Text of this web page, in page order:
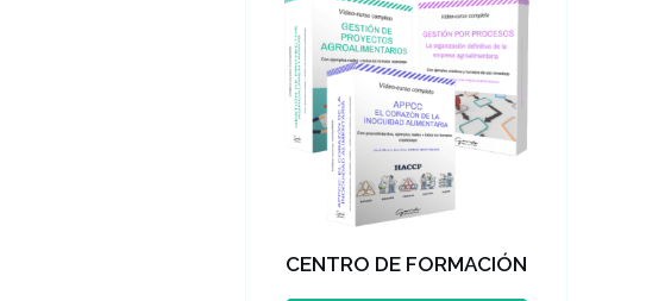
CENTRO DE FORMACIÓN